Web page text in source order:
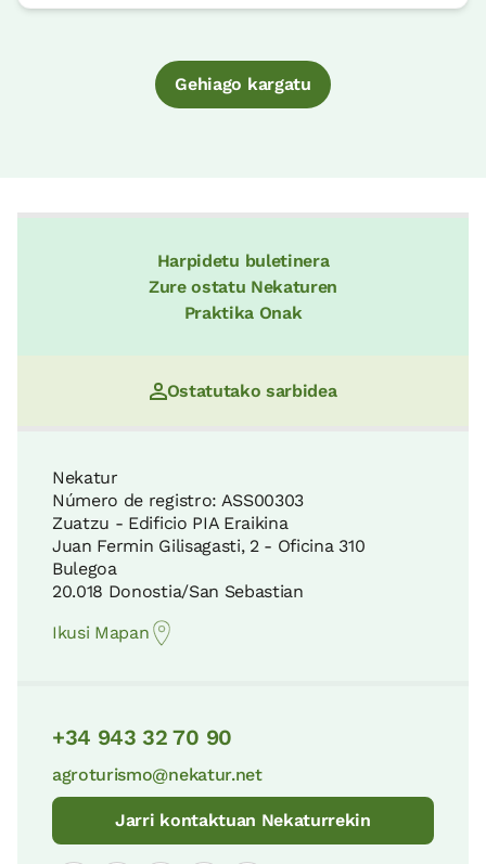
Gehiago kargatu
Harpidetu buletinera
Zure ostatu Nekaturen
Praktika Onak
Ostatutako sarbidea
Nekatur
Número de registro: ASS00303
Zuatzu - Edificio PIA Eraikina
Juan Fermin Gilisagasti, 2 - Oficina 310
Bulegoa
20.018 Donostia/San Sebastian
Ikusi Mapan
+34 943 32 70 90
agroturismo@nekatur.net
Jarri kontaktuan Nekaturrekin